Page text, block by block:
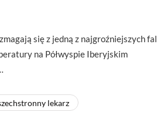
się z jedną z najgroźniejszych fal
na Półwyspie Iberyjskim
lekarz